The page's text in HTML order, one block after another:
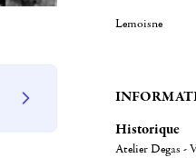
Lemoisne
Historique
Atelier Degas -